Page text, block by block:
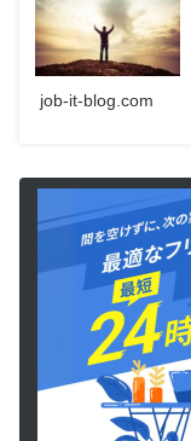
job-it-blog.com